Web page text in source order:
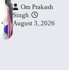
Om Prakash
Singh
August 3, 2026